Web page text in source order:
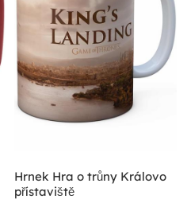
Hrnek Hra o trůny Královo
přístaviště